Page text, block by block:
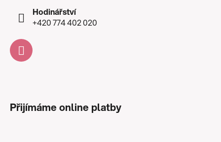
Hodinářství
+420 774 402 020
Přijímáme online platby